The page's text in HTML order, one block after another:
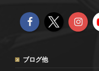
ブログ他